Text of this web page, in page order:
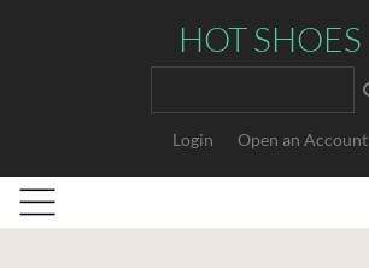
HOT SHOES
Login Open an Account